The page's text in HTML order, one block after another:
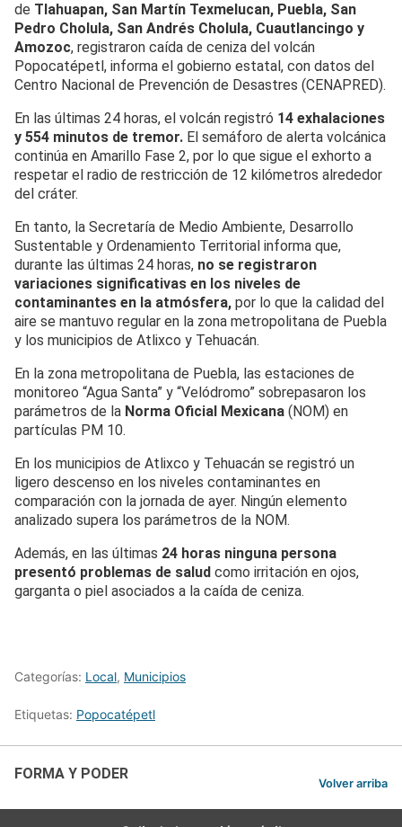
de Tlahuapan, San Martín Texmelucan, Puebla, San
Pedro Cholula, San Andrés Cholula, Cuautlancingo y
Amozoc, registraron caída de ceniza del volcán
Popocatépetl, informa el gobierno estatal, con datos del
Centro Nacional de Prevención de Desastres (CENAPRED).
En las últimas 24 horas, el volcán registró 14 exhalaciones
y 554 minutos de tremor. El semáforo de alerta volcánica
continúa en Amarillo Fase 2, por lo que sigue el exhorto a
respetar el radio de restricción de 12 kilómetros alrededor
del cráter.
En tanto, la Secretaría de Medio Ambiente, Desarrollo
Sustentable y Ordenamiento Territorial informa que,
durante las últimas 24 horas, no se registraron
variaciones significativas en los niveles de
contaminantes en la atmósfera, por lo que la calidad del
aire se mantuvo regular en la zona metropolitana de Puebla
y los municipios de Atlixco y Tehuacán.
En la zona metropolitana de Puebla, las estaciones de
monitoreo “Agua Santa” y “Velódromo” sobrepasaron los
parámetros de la Norma Oficial Mexicana (NOM) en
partículas PM 10.
En los municipios de Atlixco y Tehuacán se registró un
ligero descenso en los niveles contaminantes en
comparación con la jornada de ayer. Ningún elemento
analizado supera los parámetros de la NOM.
Además, en las últimas 24 horas ninguna persona
presentó problemas de salud como irritación en ojos,
garganta o piel asociados a la caída de ceniza.
Categorías: Local, Municipios
Etiquetas: Popocatépetl
FORMA Y PODER
Volver arriba